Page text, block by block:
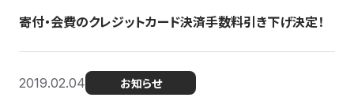
寄付・会費のクレジットカード決済手数料引き下げ決定！
2019.02.04 お知らせ